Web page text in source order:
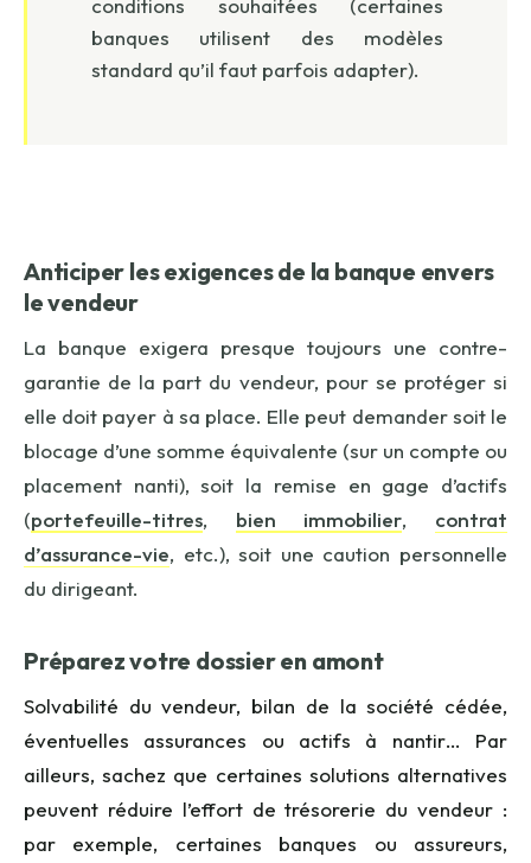
conditions souhaitées (certaines
banques utilisent des modèles
standard qu’il faut parfois adapter).
Anticiper les exigences de la banque envers
le vendeur
La banque exigera presque toujours une contre-
garantie de la part du vendeur, pour se protéger si
elle doit payer à sa place. Elle peut demander soit le
blocage d’une somme équivalente (sur un compte ou
placement nanti), soit la remise en gage d’actifs
(portefeuille-titres, bien immobilier, contrat
d’assurance-vie, etc.), soit une caution personnelle
du dirigeant.
Préparez votre dossier en amont
Solvabilité du vendeur, bilan de la société cédée,
éventuelles assurances ou actifs à nantir… Par
ailleurs, sachez que certaines solutions alternatives
peuvent réduire l’effort de trésorerie du vendeur :
par exemple, certaines banques ou assureurs,